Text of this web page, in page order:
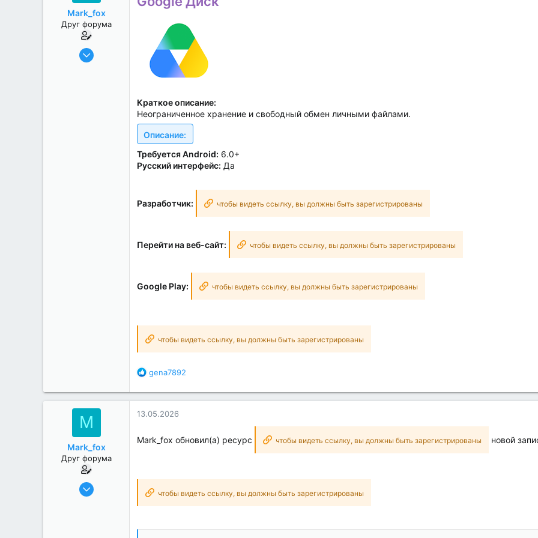
Mark_fox
Друг форума
17.12.2018
Краткое описание:
Неограниченное хранение и свободный обмен личными файлами.
Описание:
Требуется Android: 6.0+
Русский интерфейс: Да
Разработчик: чтобы видеть ссылку, вы должны быть зарегистрированы
Перейти на веб-сайт: чтобы видеть ссылку, вы должны быть зарегистрированы
Google Play: чтобы видеть ссылку, вы должны быть зарегистрированы
чтобы видеть ссылку, вы должны быть зарегистрированы
Б
а
г
о
а
с
т
gena7892
M
Mark_fox
Друг форума
17.12.2018
13.05.2026
Mark_fox обновил(а) ресурс чтобы видеть ссылку, вы должны быть зарегистрированы новой
чтобы видеть ссылку, вы должны быть зарегистрированы